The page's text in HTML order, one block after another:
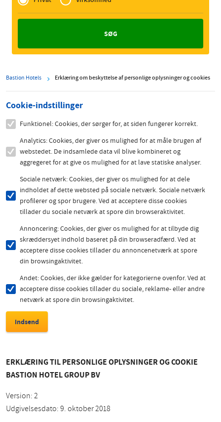
Zakelijk
Bastion Hotels Erklæring om beskyttelse af personlige oplysninger og cookies
Cookie-indstillinger
Funktionel: Cookies, der sørger for, at siden fungerer korrekt.
Analytics: Cookies, der giver os mulighed for at måle brugen af
webstedet. De indsamlede data vil blive kombineret og
aggregeret for at give os mulighed for at lave statiske analyser.
Sociale netværk: Cookies, der giver os mulighed for at dele
indholdet af dette websted på sociale netværk. Sociale netværk
profilerer og spor brugere. Ved at acceptere disse cookies
tillader du sociale netværk at spore din browseraktivitet.
Annoncering: Cookies, der giver os mulighed for at tilbyde dig
skræddersyet indhold baseret på din browseradfærd. Ved at
acceptere disse cookies tillader du annoncenetværk at spore
din browsingaktivitet.
Andet: Cookies, der ikke gælder for kategorierne ovenfor. Ved at
acceptere disse cookies tillader du sociale, reklame- eller andre
netværk at spore din browsingaktivitet.
ERKLÆRING TIL PERSONLIGE OPLYSNINGER OG COOKIE
BASTION HOTEL GROUP BV
Version: 2
Udgivelsesdato: 9. oktober 2018